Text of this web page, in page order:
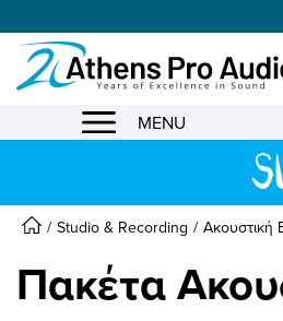
menu
MENU
Studio & Recording Ακουστική
Πακέτα